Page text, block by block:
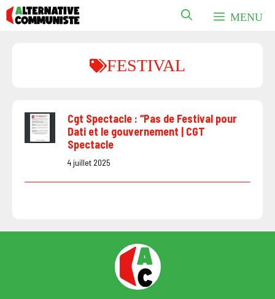
Aller
au
MENU
FESTIVAL
Cgt Spectacle : “Pas de Festival pour
Dati et le gouvernement | CGT
Spectacle
4 juillet 2025